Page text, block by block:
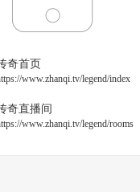
奇首页
www.zhanqi.tv/legend/index
奇直播间
www.zhanqi.tv/legend/rooms